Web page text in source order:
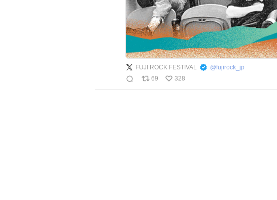
FUJI ROCK FESTIVAL @fujirock_jp
69
328